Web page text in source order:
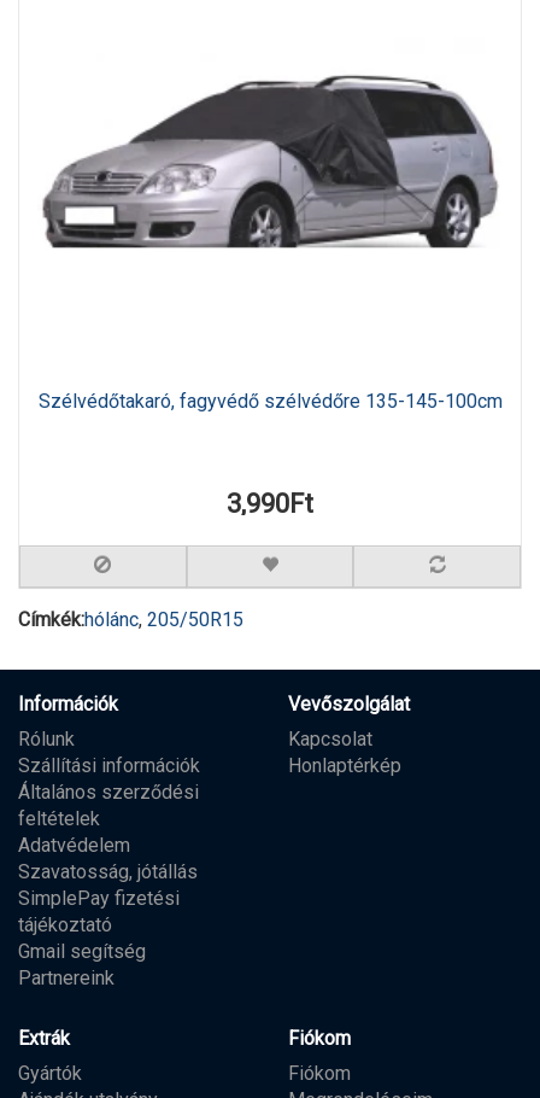
Szélvédőtakaró, fagyvédő szélvédőre 135-145-100cm
3,990Ft
Címkék:hólánc, 205/50R15
Információk
Rólunk
Szállítási információk
Általános szerződési
feltételek
Adatvédelem
Szavatosság, jótállás
SimplePay fizetési
tájékoztató
Gmail segítség
Partnereink
Vevőszolgálat
Kapcsolat
Honlaptérkép
Extrák
Gyártók
Fiókom
Fiókom